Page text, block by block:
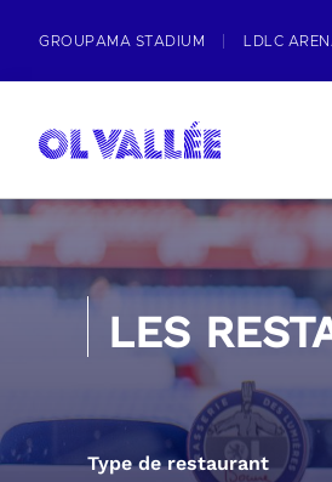
GROUPAMA STADIUM LDLC
LES
Type de restaurant